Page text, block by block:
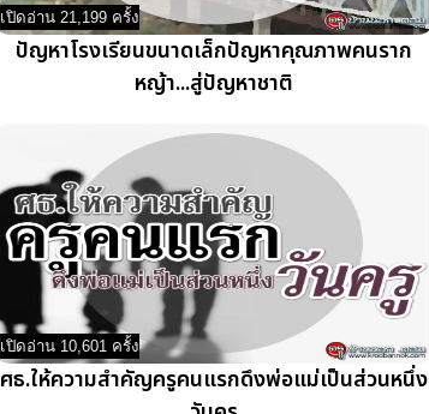
เปิดอ่าน 21,199 ครั้ง
ปัญหาโรงเรียนขนาดเล็กปัญหาคุณภาพคนราก
หญ้า...สู่ปัญหาชาติ
เปิดอ่าน 10,601 ครั้ง
ศธ.ให้ความสำคัญครูคนแรกดึงพ่อแม่เป็นส่วนหนึ่ง